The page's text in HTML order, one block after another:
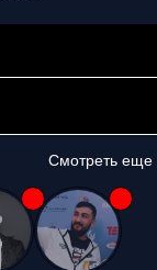
Смотреть еще